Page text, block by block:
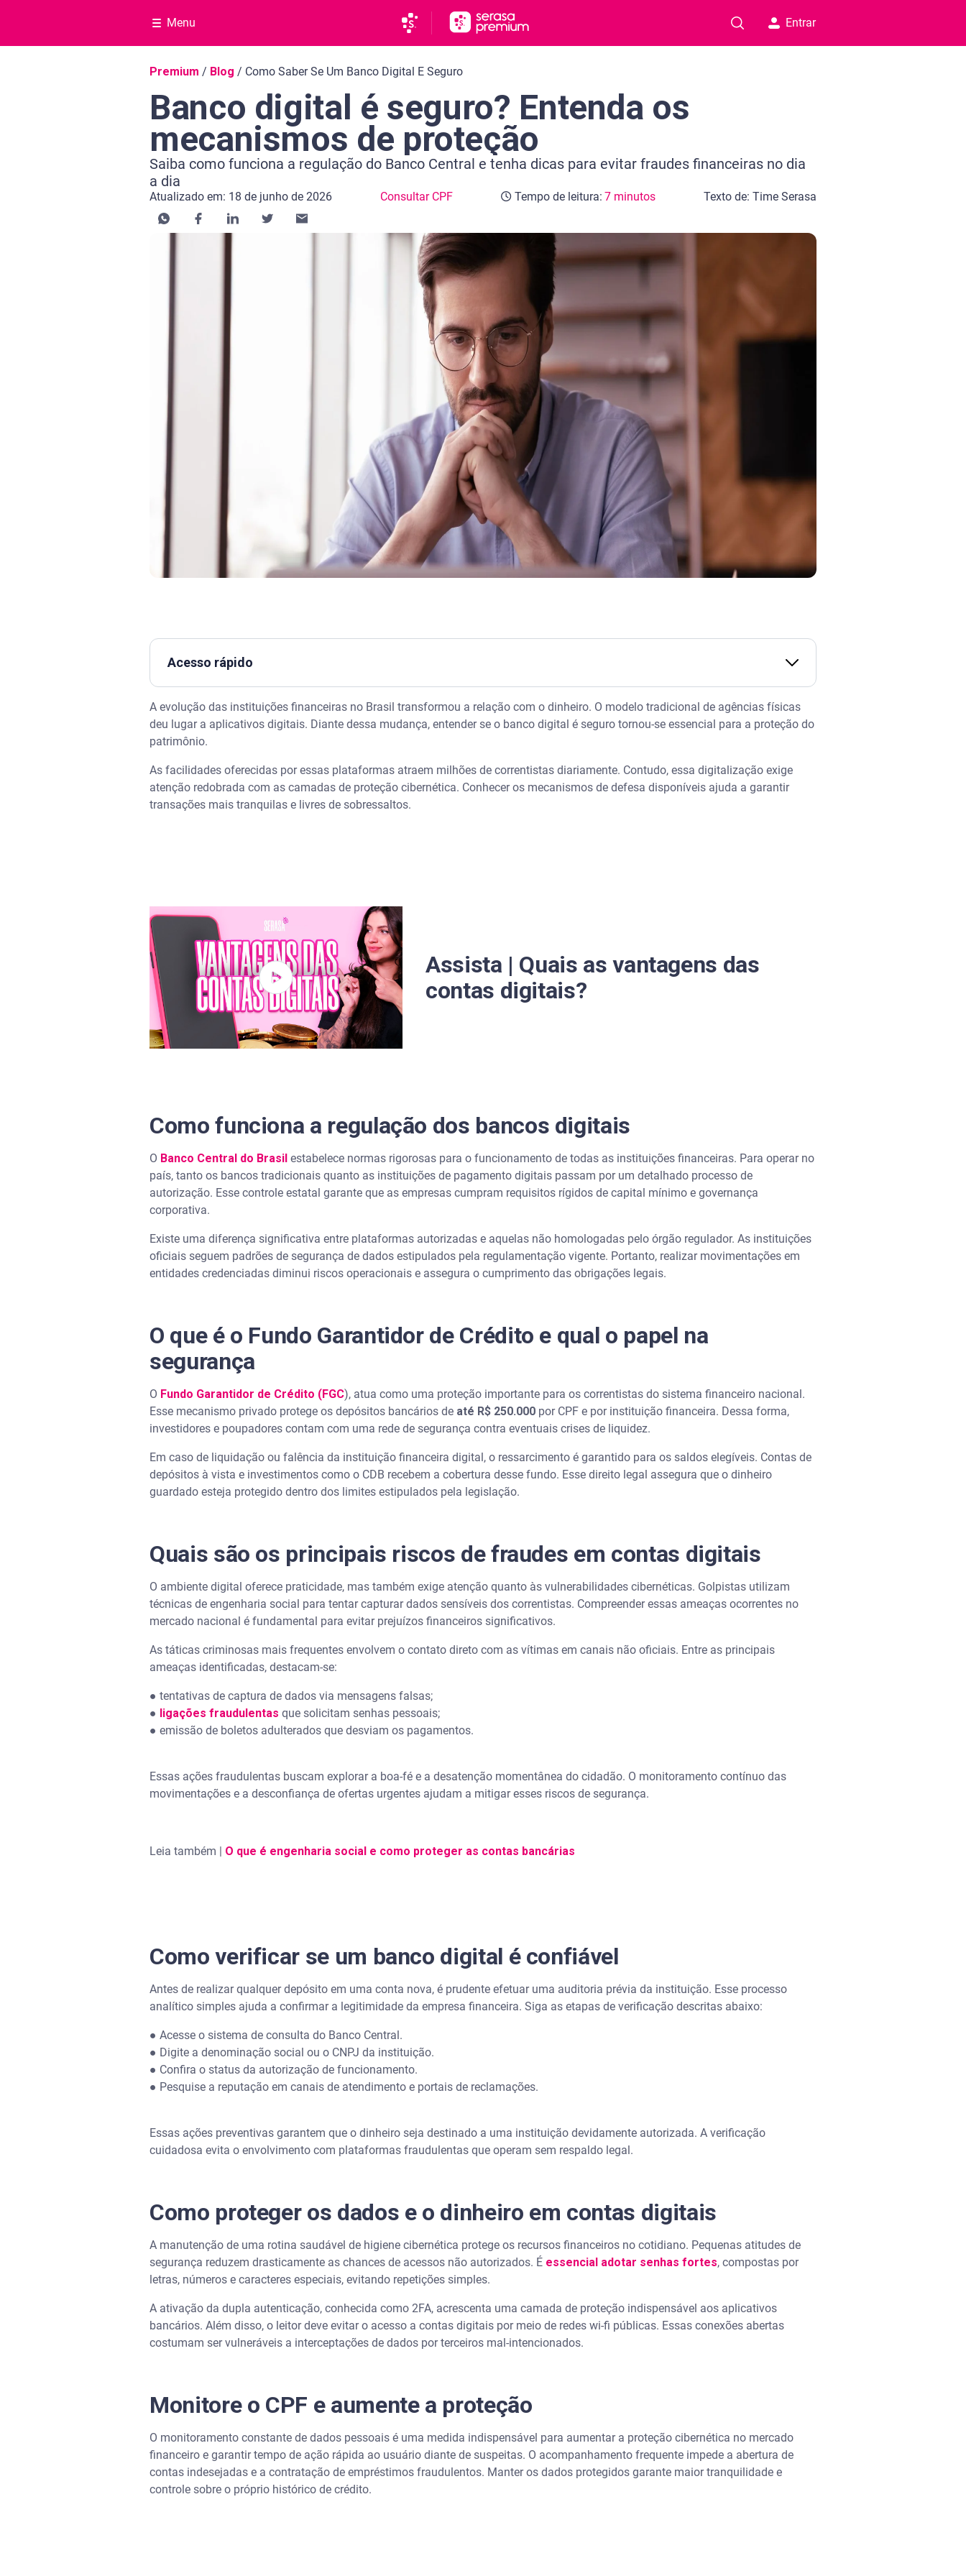
Menu Entrar
Navegação do blog
Premium / Blog / Como Saber Se Um Banco Digital E Seguro
Banco digital é seguro? Entenda os
mecanismos de proteção
Saiba como funciona a regulação do Banco Central e tenha dicas para evitar fraudes financeiras no dia
a dia
Atualizado em: 18 de junho de 2026 Consultar CPF
Categoria Consultar CPF Tempo de leitura: 7 minutos
Tempo de leitura: 7 minutos Texto de: Time Serasa
Acesso rápido
Assista | Quais as vantagens das contas digitais?
Como funciona a regulação dos bancos digitais
O que é o Fundo Garantidor de Crédito e qual o papel na segurança
Quais são os principais riscos de fraudes em contas digitais
Monitore o CPF e aumente a proteção
Perguntas frequentes sobre segurança do banco digital
O Fundo Garantidor de Crédito protege todas as contas digitais?
O que acontece com o saldo se um banco digital sofrer falência?
A evolução das instituições financeiras no Brasil transformou a relação com o dinheiro. O modelo tradicional de agências físicas
deu lugar a aplicativos digitais. Diante dessa mudança, entender se o banco digital é seguro tornou-se essencial para a proteção do
patrimônio.
As facilidades oferecidas por essas plataformas atraem milhões de correntistas diariamente. Contudo, essa digitalização exige
atenção redobrada com as camadas de proteção cibernética. Conhecer os mecanismos de defesa disponíveis ajuda a garantir
transações mais tranquilas e livres de sobressaltos.
Assista | Quais as vantagens das
contas digitais?
Como funciona a regulação dos bancos digitais
O Banco Central do Brasil estabelece normas rigorosas para o funcionamento de todas as instituições financeiras. Para operar no
país, tanto os bancos tradicionais quanto as instituições de pagamento digitais passam por um detalhado processo de
autorização. Esse controle estatal garante que as empresas cumpram requisitos rígidos de capital mínimo e governança
corporativa.
Existe uma diferença significativa entre plataformas autorizadas e aquelas não homologadas pelo órgão regulador. As instituições
oficiais seguem padrões de segurança de dados estipulados pela regulamentação vigente. Portanto, realizar movimentações em
entidades credenciadas diminui riscos operacionais e assegura o cumprimento das obrigações legais.
O que é o Fundo Garantidor de Crédito e qual o papel na
segurança
O Fundo Garantidor de Crédito (FGC), atua como uma proteção importante para os correntistas do sistema financeiro nacional.
Esse mecanismo privado protege os depósitos bancários de até R$ 250.000 por CPF e por instituição financeira. Dessa forma,
investidores e poupadores contam com uma rede de segurança contra eventuais crises de liquidez.
Em caso de liquidação ou falência da instituição financeira digital, o ressarcimento é garantido para os saldos elegíveis. Contas de
depósitos à vista e investimentos como o CDB recebem a cobertura desse fundo. Esse direito legal assegura que o dinheiro
guardado esteja protegido dentro dos limites estipulados pela legislação.
Quais são os principais riscos de fraudes em contas digitais
O ambiente digital oferece praticidade, mas também exige atenção quanto às vulnerabilidades cibernéticas. Golpistas utilizam
técnicas de engenharia social para tentar capturar dados sensíveis dos correntistas. Compreender essas ameaças ocorrentes no
mercado nacional é fundamental para evitar prejuízos financeiros significativos.
As táticas criminosas mais frequentes envolvem o contato direto com as vítimas em canais não oficiais. Entre as principais
ameaças identificadas, destacam-se:
● tentativas de captura de dados via mensagens falsas;
● ligações fraudulentas que solicitam senhas pessoais;
● emissão de boletos adulterados que desviam os pagamentos.
Essas ações fraudulentas buscam explorar a boa-fé e a desatenção momentânea do cidadão. O monitoramento contínuo das
movimentações e a desconfiança de ofertas urgentes ajudam a mitigar esses riscos de segurança.
Leia também | O que é engenharia social e como proteger as contas bancárias
Como verificar se um banco digital é confiável
Antes de realizar qualquer depósito em uma conta nova, é prudente efetuar uma auditoria prévia da instituição. Esse processo
analítico simples ajuda a confirmar a legitimidade da empresa financeira. Siga as etapas de verificação descritas abaixo:
● Acesse o sistema de consulta do Banco Central.
● Digite a denominação social ou o CNPJ da instituição.
● Confira o status da autorização de funcionamento.
● Pesquise a reputação em canais de atendimento e portais de reclamações.
Essas ações preventivas garantem que o dinheiro seja destinado a uma instituição devidamente autorizada. A verificação
cuidadosa evita o envolvimento com plataformas fraudulentas que operam sem respaldo legal.
Como proteger os dados e o dinheiro em contas digitais
A manutenção de uma rotina saudável de higiene cibernética protege os recursos financeiros no cotidiano. Pequenas atitudes de
segurança reduzem drasticamente as chances de acessos não autorizados. É essencial adotar senhas fortes, compostas por
letras, números e caracteres especiais, evitando repetições simples.
A ativação da dupla autenticação, conhecida como 2FA, acrescenta uma camada de proteção indispensável aos aplicativos
bancários. Além disso, o leitor deve evitar o acesso a contas digitais por meio de redes wi-fi públicas. Essas conexões abertas
costumam ser vulneráveis a interceptações de dados por terceiros mal-intencionados.
Monitore o CPF e aumente a proteção
O monitoramento constante de dados pessoais é uma medida indispensável para aumentar a proteção cibernética no mercado
financeiro e garantir tempo de ação rápida ao usuário diante de suspeitas. O acompanhamento frequente impede a abertura de
contas indesejadas e a contratação de empréstimos fraudulentos. Manter os dados protegidos garante maior tranquilidade e
controle sobre o próprio histórico de crédito.